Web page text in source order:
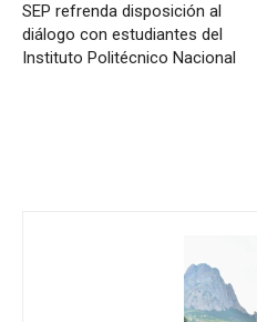
SEP refrenda disposición al
diálogo con estudiantes del
Instituto Politécnico Nacional